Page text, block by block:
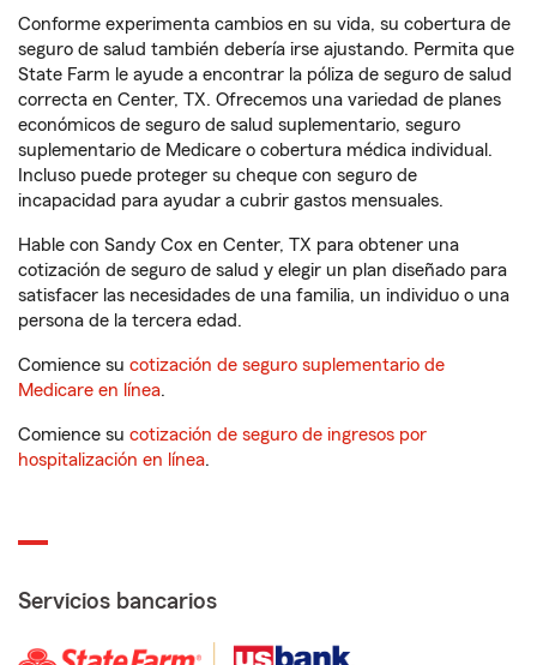
Conforme experimenta cambios en su vida, su cobertura de
seguro de salud también debería irse ajustando. Permita que
State Farm le ayude a encontrar la póliza de seguro de salud
correcta en Center, TX. Ofrecemos una variedad de planes
económicos de seguro de salud suplementario, seguro
suplementario de Medicare o cobertura médica individual.
Incluso puede proteger su cheque con seguro de
incapacidad para ayudar a cubrir gastos mensuales.
Hable con Sandy Cox en Center, TX para obtener una
cotización de seguro de salud y elegir un plan diseñado para
satisfacer las necesidades de una familia, un individuo o una
persona de la tercera edad.
Comience su cotización de seguro suplementario de
Medicare en línea.
Comience su cotización de seguro de ingresos por
hospitalización en línea.
Servicios bancarios